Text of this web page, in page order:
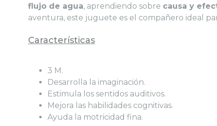
flujo de agua, aprendiendo sobre causa y
aventura, este juguete es el compañero ideal
Características
3 M.
Desarrolla la imaginación.
Estimula los sentidos auditivos.
Mejora las habilidades cognitivas.
Ayuda la motricidad fina.